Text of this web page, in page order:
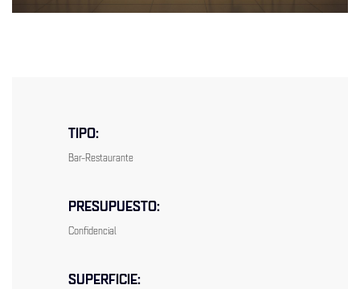
TIPO:
Bar-Restaurante
PRESUPUESTO:
Confidencial
SUPERFICIE: